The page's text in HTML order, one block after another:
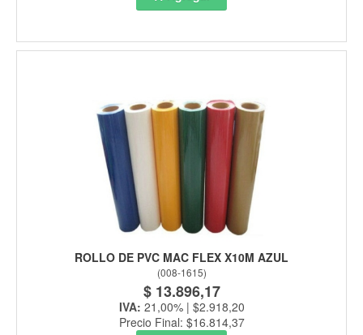
ROLLO DE PVC MAC FLEX X10M AZUL
(008-1615)
$ 13.896,17
IVA: 21,00% | $2.918,20
Precio Final: $16.814,37